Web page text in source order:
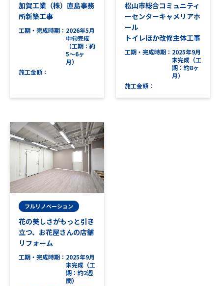
加賀工業（株）直島事務
所新築工事
工期・完成時期
2026年5月
中旬完成
（工期：約
5～6ヶ
月）
施工金額
松山市総合コミュニティ
ーセンターキャメリアホ
ール
トイレほか改修主体工事
工期・完成時期
2025年9月
末完成（工
期：約8ヶ
月）
施工金額
フルリノベーション
花の美しさがもっと引き
立つ、お花屋さんの店舗
リフォーム
工期・完成時期
2025年9月
末完成（工
期：約2週
間）